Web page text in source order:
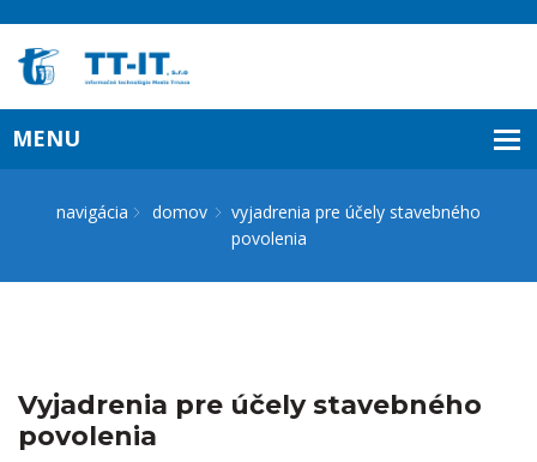
navigácia domov
vyjadrenia pre účely stavebného
povolenia
Vyjadrenia pre účely stavebného
povolenia